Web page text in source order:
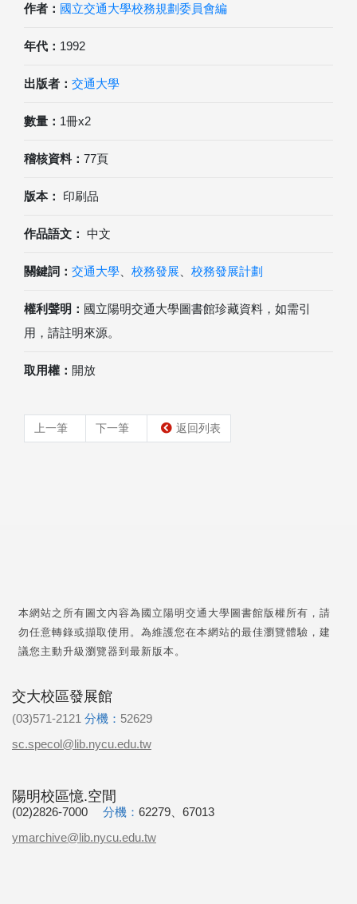
作者： 國立交通大學校務規劃委員會編
年代： 1992
出版者： 交通大學
數量： 1冊x2
稽核資料： 77頁
版本： 印刷品
作品語文： 中文
關鍵詞： 交通大學 校務發展 校務發展計劃
權利聲明： 國立陽明交通大學圖書館珍藏資料，如需引
用，請註明來源。
取用權： 開放
上一筆 下一筆 返回列表
本網站之所有圖文內容為國立陽明交通大學圖書館版權所有，請
勿任意轉錄或擷取使用。為維護您在本網站的最佳瀏覽體驗，建
議您主動升級瀏覽器到最新版本。
交大校區發展館
(03)571-2121 分機： 52629
sc.specol@lib.nycu.edu.tw
陽明校區憶.空間
(02)2826-7000 分機： 62279、67013
ymarchive@lib.nycu.edu.tw